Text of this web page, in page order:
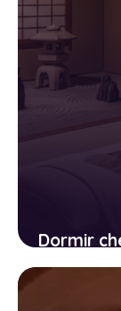
Dormir
ryokan,